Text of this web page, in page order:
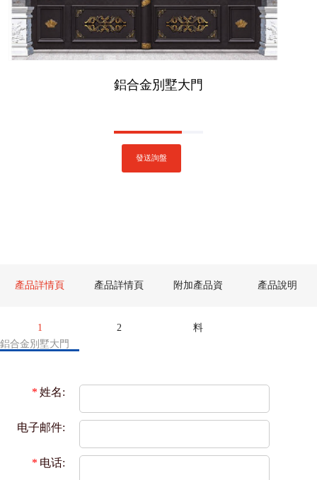
鋁合金別墅大門
發送詢盤
產品詳情頁
1
產品詳情頁
2
附加產品資
料
產品說明
鋁合金別墅大門
* 姓名:
电子邮件:
* 电话: